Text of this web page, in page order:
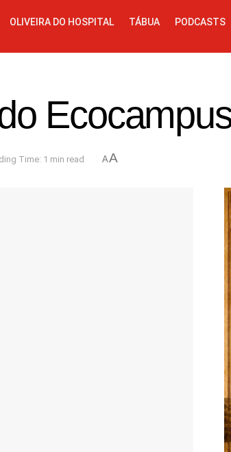
OLIVEIRA DO HOSPITAL TÁBUA PODCASTS
Time: 1 min read AA